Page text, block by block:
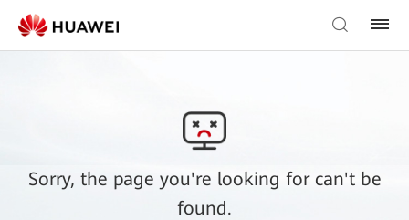
Sorry, the page you're looking for can't be
found.